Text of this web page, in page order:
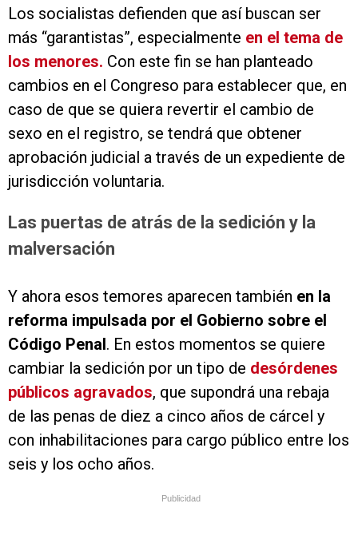
Los socialistas defienden que así buscan ser
más “garantistas”, especialmente en el tema de
los menores. Con este fin se han planteado
cambios en el Congreso para establecer que, en
caso de que se quiera revertir el cambio de
sexo en el registro, se tendrá que obtener
aprobación judicial a través de un expediente de
jurisdicción voluntaria.
Las puertas de atrás de la sedición y la
malversación
Y ahora esos temores aparecen también en la
reforma impulsada por el Gobierno sobre el
Código Penal. En estos momentos se quiere
cambiar la sedición por un tipo de desórdenes
públicos agravados, que supondrá una rebaja
de las penas de diez a cinco años de cárcel y
con inhabilitaciones para cargo público entre los
seis y los ocho años.
Publicidad